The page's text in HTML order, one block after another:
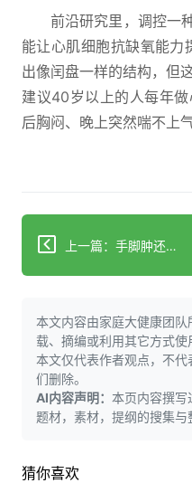
前沿研究里，调控一
能让心肌细胞抗缺氧能
出像闰盘一样的结构，但
建议40岁以上的人每年
后胸闷、晚上突然喘不上
上一篇：手脚肿还手麻？小心心脏发出的预警
本文内容由家庭大健康团
载、摘编或利用其它方式使
本文仅代表作者观点，不
们删除。
AI内容声明： 本页内容撰写
题材，素材，提纲的搜集与
猜你喜欢